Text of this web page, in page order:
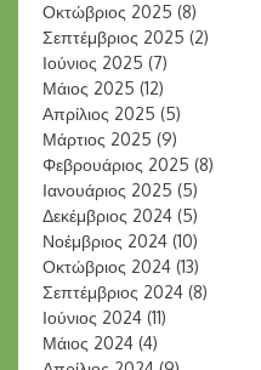
Οκτώβριος 2025 (8)
Σεπτέμβριος 2025 (2)
Ιούνιος 2025 (7)
Μάιος 2025 (12)
Απρίλιος 2025 (5)
Μάρτιος 2025 (9)
Φεβρουάριος 2025 (8)
Ιανουάριος 2025 (5)
Δεκέμβριος 2024 (5)
Νοέμβριος 2024 (10)
Οκτώβριος 2024 (13)
Σεπτέμβριος 2024 (8)
Ιούνιος 2024 (11)
Μάιος 2024 (4)